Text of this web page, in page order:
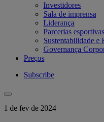
Investidores
Sala de imprensa
Liderança
Parcerias esportivas
Sustentabilidade e
Governança
Preços
Subscribe
1 de fev de 2024